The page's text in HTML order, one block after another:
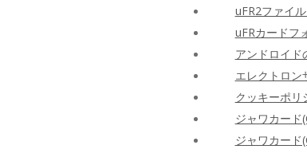
uFR2ファイ
uFRカードフ
アンドロイド
エレクトロン
クッキーポリ
ジャワカード
ジャワカード